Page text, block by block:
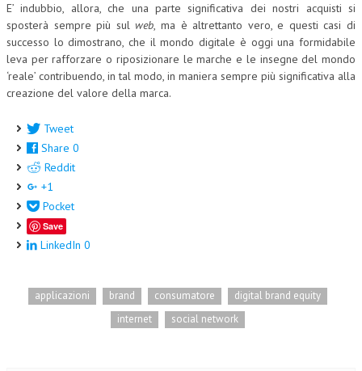
DIRITTO
DIRITTO PENALE D’IMPRESA
DIRITTO DEL LAVORO
DIRITTO DELLE IMPRESE IN CRISI
SICUREZZA SUL LAVORO
FISCO
FISCALITÀ INTERNAZIONALE
TAX RISK MANAGEMENT
E’ indubbio, allora, che una parte significativa dei nostri acquisti si
sposterà sempre più sulweb, ma è altrettanto vero, e questi casi di
successo lo dimostrano, che il mondo digitale è oggi una formidabile
leva per rafforzare o riposizionare le marche e le insegne del mondo
‘reale’ contribuendo, in tal modo, in maniera sempre più significativa alla
creazione del valore della marca.
Tweet
Share 0
Reddit
+1
Pocket
Save
LinkedIn 0
applicazioni brand consumatore
digital brand equity
internet
social network